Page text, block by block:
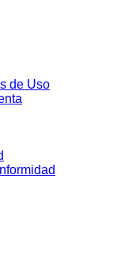
de Uso